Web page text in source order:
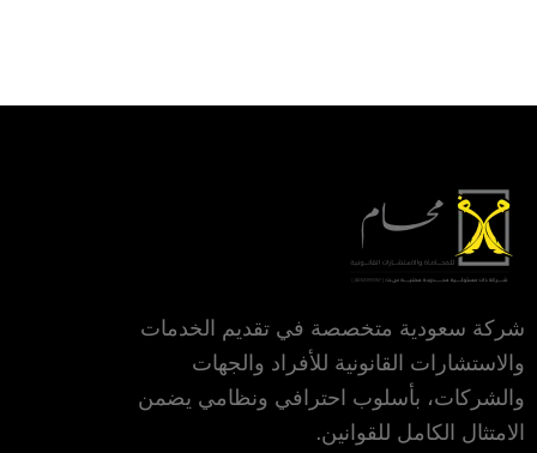
شركة سعودية متخصصة في تقديم الخدمات
والاستشارات القانونية للأفراد والجهات
والشركات، بأسلوب احترافي ونظامي يضمن
الامتثال الكامل للقوانين.